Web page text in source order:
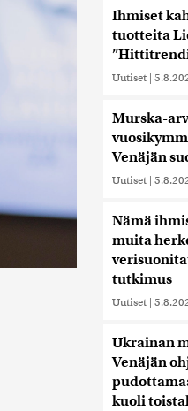
Ihmiset
tuotteita
Uutiset |
Murska-
Venäjän
Uutiset |
Nämä
muita
tutkimus
Uutiset |
Ukrainan
Venäjän
kuoli